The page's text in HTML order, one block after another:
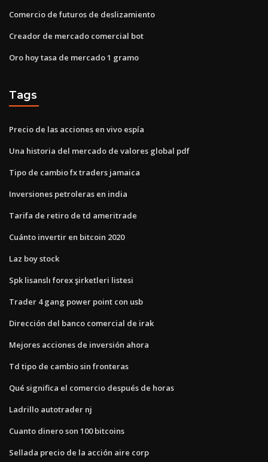
Comercio de futuros de deslizamiento
Creador de mercado comercial bot
Oro hoy tasa de mercado 1 gramo
Tags
Precio de las acciones en vivo espía
Una historia del mercado de valores global pdf
Tipo de cambio fx traders jamaica
Inversiones petroleras en india
Tarifa de retiro de td ameritrade
Cuánto invertir en bitcoin 2020
Laz boy stock
Spk lisanslı forex şirketleri listesi
Trader 4 gang power point con usb
Dirección del banco comercial de irak
Mejores acciones de inversión ahora
Td tipo de cambio sin fronteras
Qué significa el comercio después de horas
Ladrillo autotrader nj
Cuanto dinero son 100 bitcoins
Sellada precio de la acción aire corp